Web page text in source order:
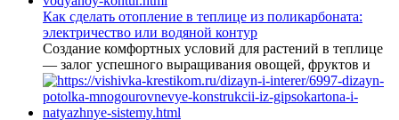
Как сделать отопление в теплице из поликарбоната:
электричество или водяной контур
Создание комфортных условий для растений в теплице
— залог успешного выращивания овощей, фруктов и